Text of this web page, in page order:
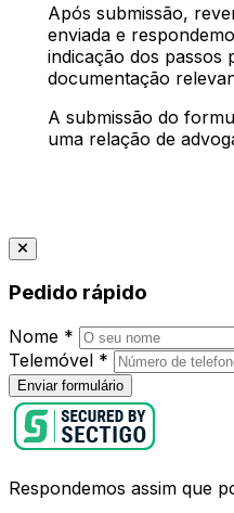
Após submissão,
enviada e
indicação dos passos
documentação
A submissão do
uma relação de
Pedido rápido
Nome *
Telemóvel *
Enviar formulário
Respondemos assim que